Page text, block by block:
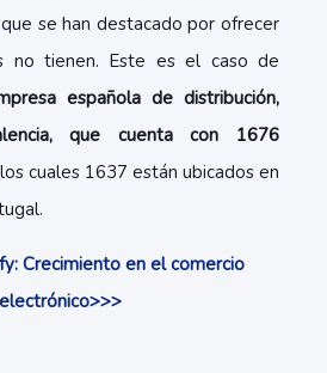
se han destacado por ofrecer
no tienen. Este es el caso de
española de distribución,
que cuenta con 1676
cuales 1637 están ubicados en
Crecimiento en el comercio
electrónico>>>